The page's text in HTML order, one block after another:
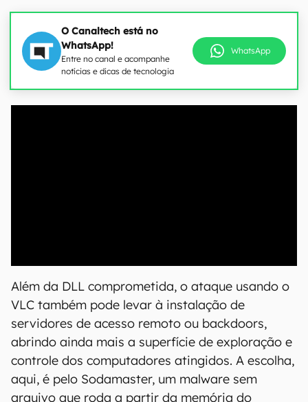
O Canaltech está no
WhatsApp!
Entre no canal e acompanhe
notícias e dicas de tecnologia
WhatsApp
Além da DLL comprometida, o ataque usando o
VLC também pode levar à instalação de
servidores de acesso remoto ou backdoors,
abrindo ainda mais a superfície de exploração e
controle dos computadores atingidos. A escolha,
aqui, é pelo Sodamaster, um malware sem
arquivo que roda a partir da memória do